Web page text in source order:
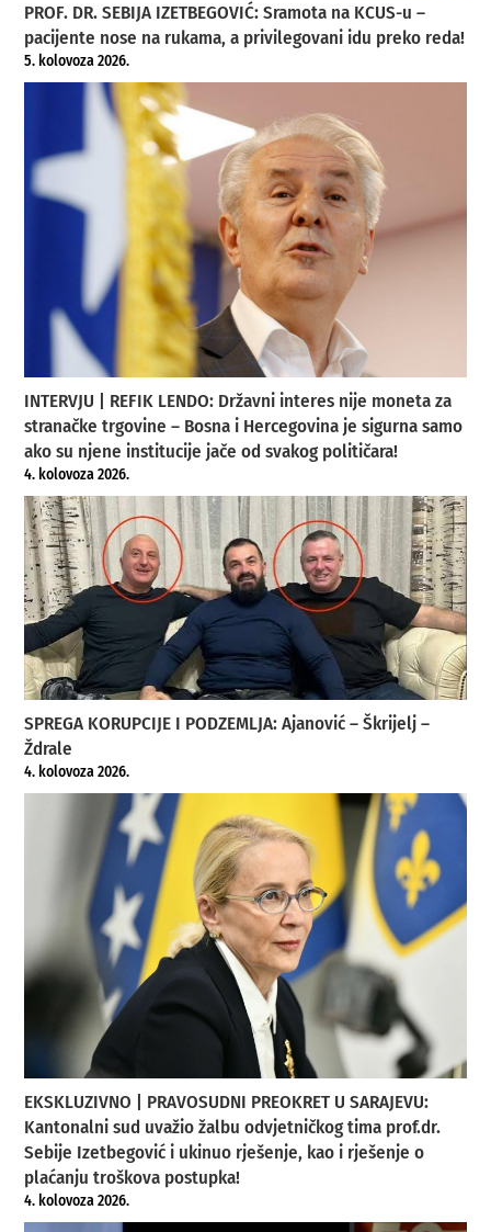
PROF. DR. SEBIJA IZETBEGOVIĆ: Sramota na KCUS-u –
pacijente nose na rukama, a privilegovani idu preko reda!
5. kolovoza 2026.
INTERVJU | REFIK LENDO: Državni interes nije moneta za
stranačke trgovine – Bosna i Hercegovina je sigurna samo
ako su njene institucije jače od svakog političara!
4. kolovoza 2026.
SPREGA KORUPCIJE I PODZEMLJA: Ajanović – Škrijelj –
Ždrale
4. kolovoza 2026.
EKSKLUZIVNO | PRAVOSUDNI PREOKRET U SARAJEVU:
Kantonalni sud uvažio žalbu odvjetničkog tima prof.dr.
Sebije Izetbegović i ukinuo rješenje, kao i rješenje o
plaćanju troškova postupka!
4. kolovoza 2026.